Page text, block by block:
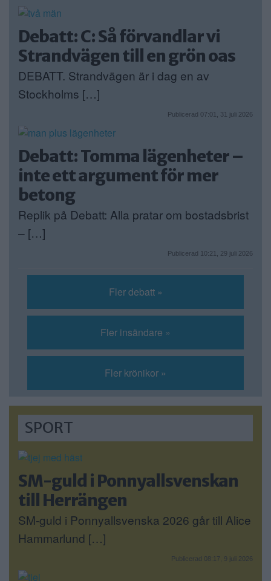
Debatt: C: Så förvandlar vi
Strandvägen till en grön oas
DEBATT. Strandvägen är i dag en av
Stockholms […]
Publicerad 07:01, 31 juli 2026
Debatt: Tomma lägenheter –
inte ett argument för mer
betong
Replik på Debatt: Alla pratar om bostadsbrist
– […]
Publicerad 10:21, 29 juli 2026
Fler debatt »
Fler insändare »
Fler krönikor »
SPORT
SM-guld i Ponnyallsvenskan
till Herrängen
SM-guld i Ponnyallsvenska 2026 går till Alice
Hammarlund […]
Publicerad 08:17, 9 juli 2026